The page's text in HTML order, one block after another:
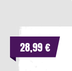
28,99 €